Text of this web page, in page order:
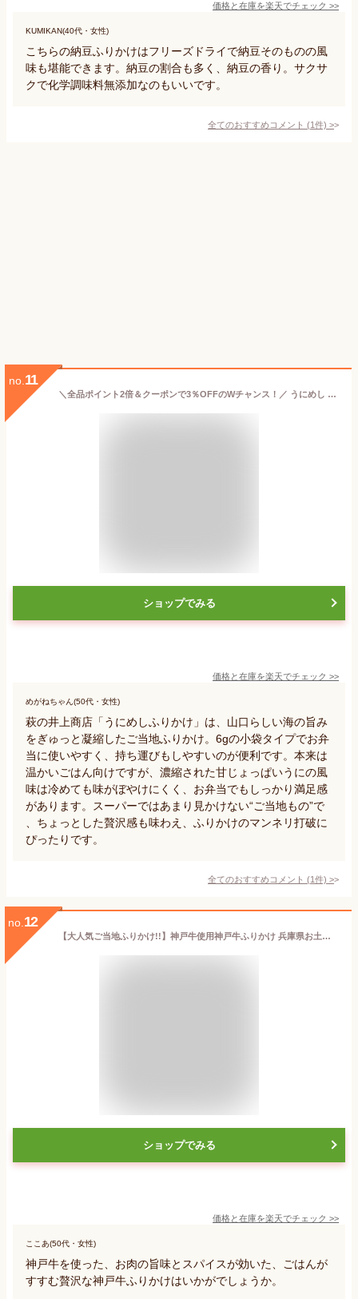
価格と在庫を楽天でチェック >>
KUMIKAN(40代・女性)
こちらの納豆ふりかけはフリーズドライで納豆そのものの風
味も堪能できます。納豆の割合も多く、納豆の香り。サクサ
クで化学調味料無添加なのもいいです。
全てのおすすめコメント (1件) >
no. 11
＼全品ポイント2倍＆クーポンで3％OFFのWチャンス！／ うにめし ふりかけ 井上商店 萩井上 48g（6g×8袋） 父の日
ショップでみる
価格と在庫を楽天でチェック >>
めがねちゃん(50代・女性)
萩の井上商店「うにめしふりかけ」は、山口らしい海の旨み
をぎゅっと凝縮したご当地ふりかけ。6gの小袋タイプでお弁
当に使いやすく、持ち運びもしやすいのが便利です。本来は
温かいごはん向けですが、濃縮された甘じょっぱいうにの風
味は冷めても味がぼやけにくく、お弁当でもしっかり満足感
があります。スーパーではあまり見かけない“ご当地もの”で
、ちょっとした贅沢感も味わえ、ふりかけのマンネリ打破に
ぴったりです。
全てのおすすめコメント (1件) >
no. 12
【大人気ご当地ふりかけ!!】神戸牛使用神戸牛ふりかけ 兵庫県お土産 3/25放送 読売テレビ かんさい情報ネットten．テン【淡路島 鳴門千鳥本舗】
ショップでみる
価格と在庫を楽天でチェック >>
ここあ(50代・女性)
神戸牛を使った、お肉の旨味とスパイスが効いた、ごはんが
すすむ贅沢な神戸牛ふりかけはいかがでしょうか。